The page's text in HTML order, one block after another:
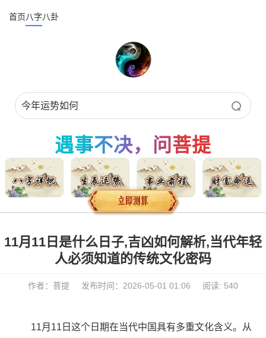
首页八字八卦
遇事不决，问菩提
11月11日是什么日子,吉凶如何解析,当代年轻
人必须知道的传统文化密码
作者：菩提 发布时间：2026-05-01 01:06 阅读: 540
11月11日这个日期在当代中国具有多重文化含义。从